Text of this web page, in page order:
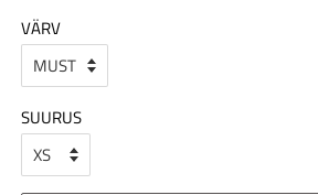
VÄRV
SUURUS